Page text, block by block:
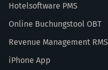
Hotelsoftware PMS
Online Buchungstool OBT
Revenue Management RMS
iPhone App